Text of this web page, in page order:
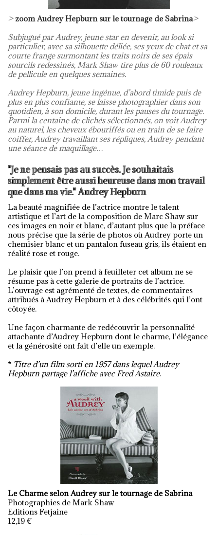
> zoom Audrey Hepburn sur le tournage de Sabrina>
Subjugué par Audrey, jeune star en devenir, au look si
particulier, avec sa silhouette déliée, ses yeux de chat et sa
courte frange surmontant les traits noirs de ses épais
sourcils redessinés, Mark Shaw tire plus de 60 rouleaux
de pellicule en quelques semaines.
Audrey Hepburn, jeune ingénue, d’abord timide puis de
plus en plus confiante, se laisse photographier dans son
quotidien, à son domicile, durant les pauses du tournage.
Parmi la centaine de clichés sélectionnés, on voit Audrey
au naturel, les cheveux ébouriffés ou en train de se faire
coiffer, Audrey travaillant ses répliques, Audrey pendant
une séance de maquillage…
"Je ne pensais pas au succès. Je souhaitais
simplement être aussi heureuse dans mon travail
que dans ma vie." Audrey Hepburn
La beauté magnifiée de l’actrice montre le talent
artistique et l’art de la composition de Marc Shaw sur
ces images en noir et blanc, d’autant plus que la préface
nous précise que la série de photos où Audrey porte un
chemisier blanc et un pantalon fuseau gris, ils étaient en
réalité rose et rouge.
Le plaisir que l’on prend à feuilleter cet album ne se
résume pas à cette galerie de portraits de l’actrice.
L’ouvrage est agrémenté de textes, de commentaires
attribués à Audrey Hepburn et à des célébrités qui l’ont
côtoyée.
Une façon charmante de redécouvrir la personnalité
attachante d’Audrey Hepburn dont le charme, l’élégance
et la générosité ont fait d’elle un exemple.
* Titre d’un film sorti en 1957 dans lequel Audrey
Hepburn partage l’affiche avec Fred Astaire.
Le Charme selon Audrey sur le tournage de Sabrina
Photographies de Mark Shaw
Editions Fetjaine
12,19 €